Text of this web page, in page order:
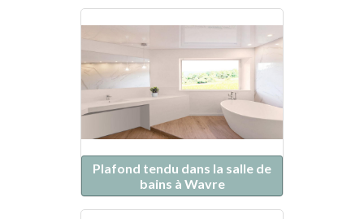
Plafond tendu dans la salle de
bains à Wavre